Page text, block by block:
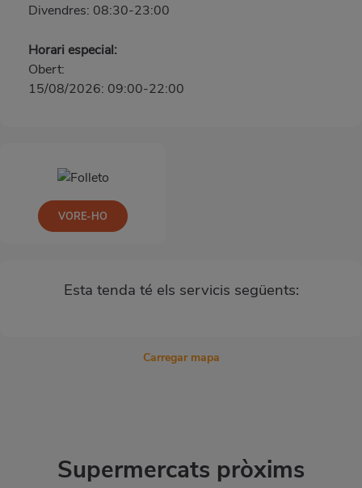
Divendres: 08:30-23:00
Horari especial:
Obert:
15/08/2026: 09:00-22:00
Esta tenda té els servicis següents:
VORE-HO
Carregar mapa
Supermercats pròxims